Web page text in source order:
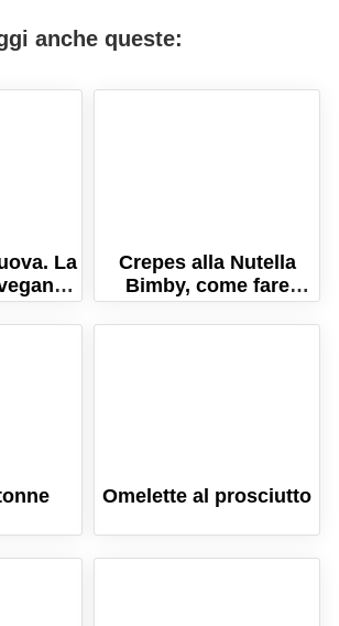
anche queste:
La
Crepes alla Nutella
Bimby, come fare
perfette in 5 minuti
Omelette al prosciutto